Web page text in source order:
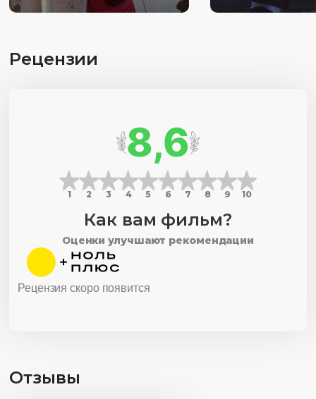
Рецензии
8,6
1 2 3 4 5 6 7 8 9 10
Как вам фильм?
Оценки улучшают рекомендации
Рецензия скоро появится
Отзывы